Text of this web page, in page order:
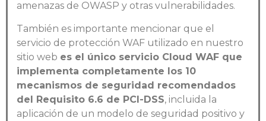
amenazas de OWASP y otras vulnerabilidades.
También es importante mencionar que el
servicio de protección WAF utilizado en nuestro
sitio web es el único servicio Cloud WAF que
implementa completamente los 10
mecanismos de seguridad recomendados
del Requisito 6.6 de PCI-DSS, incluida la
aplicación de un modelo de seguridad positivo y